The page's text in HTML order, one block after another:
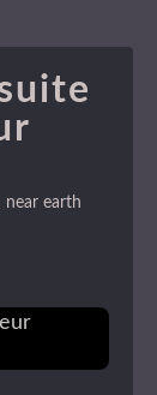
near earth